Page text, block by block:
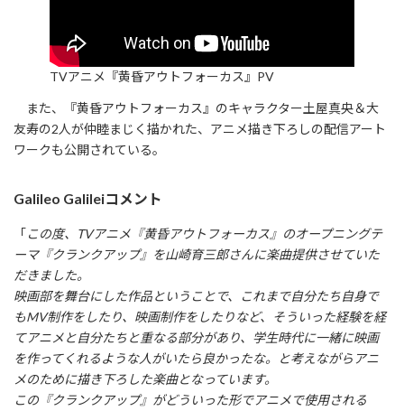
TVアニメ『黄昏アウトフォーカス』PV
また、『黄昏アウトフォーカス』のキャラクター土屋真央＆大
友寿の2人が仲睦まじく描かれた、アニメ描き下ろしの配信アート
ワークも公開されている。
Galileo Galileiコメント
「この度、TVアニメ『黄昏アウトフォーカス』のオープニングテ
ーマ『クランクアップ』を山崎育三郎さんに楽曲提供させていた
だきました。
映画部を舞台にした作品ということで、これまで自分たち自身で
もMV制作をしたり、映画制作をしたりなど、そういった経験を経
てアニメと自分たちと重なる部分があり、学生時代に一緒に映画
を作ってくれるような人がいたら良かったな。と考えながらアニ
メのために描き下ろした楽曲となっています。
この『クランクアップ』がどういった形でアニメで使用される